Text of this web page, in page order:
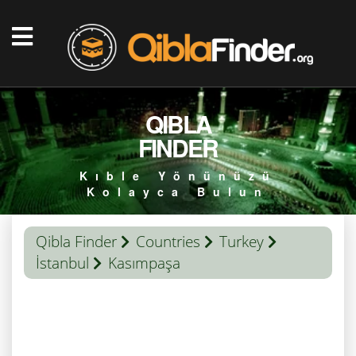
QIBLA
FINDER
Kıble Yönünüzü
Kolayca Bulun
Qibla Finder Countries
Turkey
İstanbul
Kasımpaşa